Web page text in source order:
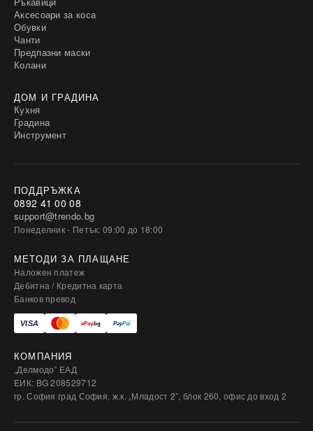
Аксесоари за коса
Обувки
Чанти
Предпазни маски
Колани
ДОМ И ГРАДИНА
Кухня
Градина
Инструмент
ПОДДРЪЖКА
0892 41 00 08
support@trendo.bg
Понеделник - Петък: 09:00 до 18:00
МЕТОДИ ЗА ПЛАЩАНЕ
Наложен платеж
Дебитна / Кредитна карта
Банков превод
КОМПАНИЯ
„Делмодо” ЕАД
ЕИК: BG 208529712
гр. София град София, ж.к. „Младост 2”, блок 260, офис до вход 2